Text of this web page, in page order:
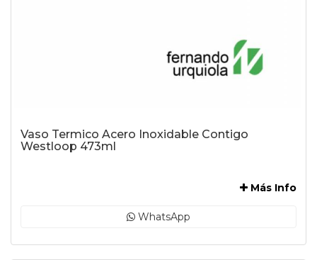
Vaso Termico Acero Inoxidable Contigo
Westloop 473ml
Más Info
WhatsApp